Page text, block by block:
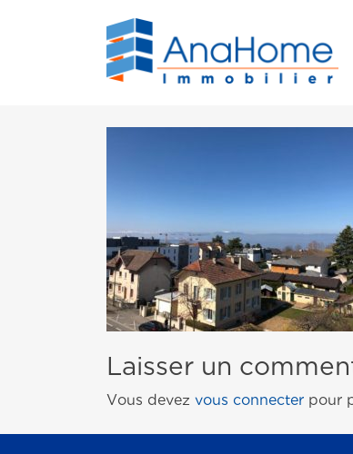
Laisser un
Vous devez vous connecter pour